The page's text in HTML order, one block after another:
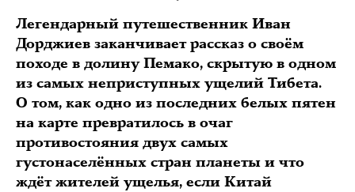
Легендарный путешественник Иван
Дорджиев заканчивает рассказ о своём
походе в долину Пемако, скрытую в одном
из самых неприступных ущелий Тибета.
О том, как одно из последних белых пятен
на карте превратилось в очаг
противостояния двух самых
густонаселённых стран планеты и что
ждёт жителей ущелья, если Китай